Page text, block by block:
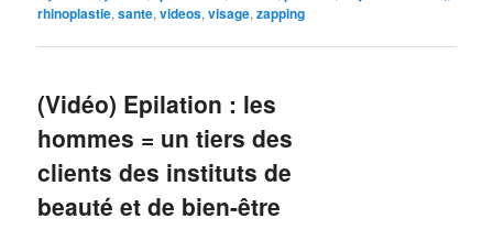
rhinoplastie,sante,videos,visage,zapping
(Vidéo) Epilation : les
hommes = un tiers des
clients des instituts de
beauté et de bien-être